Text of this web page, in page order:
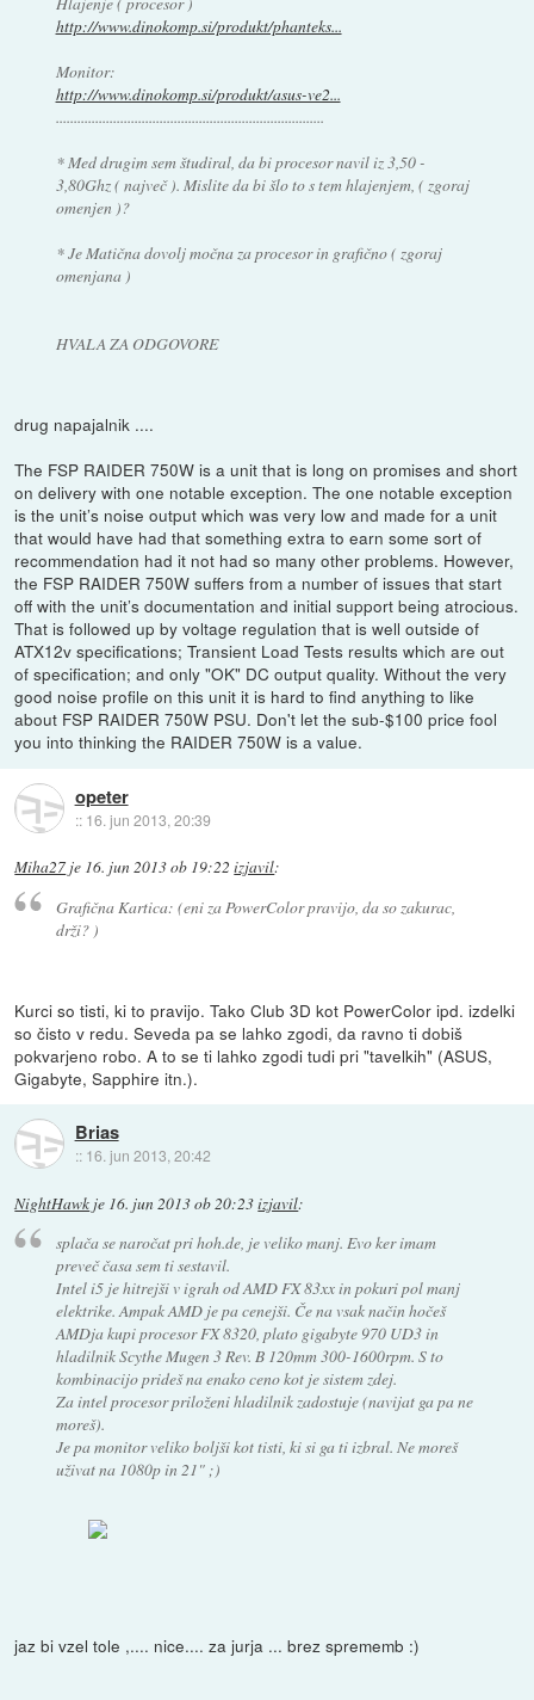
http://www.dinokomp.si/produkt/phanteks...
Monitor:
http://www.dinokomp.si/produkt/asus-ve2...
...........................................................................
* Med drugim sem študiral, da bi procesor navil iz 3,50 -
3,80Ghz ( največ ). Mislite da bi šlo to s tem hlajenjem, ( zgoraj
omenjen )?
* Je Matična dovolj močna za procesor in grafično ( zgoraj
omenjana )
HVALA ZA ODGOVORE
drug napajalnik ....
The FSP RAIDER 750W is a unit that is long on promises and short
on delivery with one notable exception. The one notable exception
is the unit’s noise output which was very low and made for a unit
that would have had that something extra to earn some sort of
recommendation had it not had so many other problems. However,
the FSP RAIDER 750W suffers from a number of issues that start
off with the unit’s documentation and initial support being atrocious.
That is followed up by voltage regulation that is well outside of
ATX12v specifications; Transient Load Tests results which are out
of specification; and only "OK" DC output quality. Without the very
good noise profile on this unit it is hard to find anything to like
about FSP RAIDER 750W PSU. Don't let the sub-$100 price fool
you into thinking the RAIDER 750W is a value.
opeter
:: 16. jun 2013, 20:39
Miha27 je 16. jun 2013 ob 19:22 izjavil:
Grafična Kartica: (eni za PowerColor pravijo, da so zakurac,
drži? )
Kurci so tisti, ki to pravijo. Tako Club 3D kot PowerColor ipd. izdelki
so čisto v redu. Seveda pa se lahko zgodi, da ravno ti dobiš
pokvarjeno robo. A to se ti lahko zgodi tudi pri "tavelkih" (ASUS,
Gigabyte, Sapphire itn.).
Brias
:: 16. jun 2013, 20:42
NightHawk je 16. jun 2013 ob 20:23izjavil:
splača se naročat pri hoh.de, je veliko manj. Evo ker imam
preveč časa sem ti sestavil.
Intel i5 je hitrejši v igrah od AMD FX 83xx in pokuri pol manj
elektrike. Ampak AMD je pa cenejši. Če na vsak način hočeš
AMDja kupi procesor FX 8320, plato gigabyte 970 UD3 in
hladilnik Scythe Mugen 3 Rev. B 120mm 300-1600rpm. S to
kombinacijo prideš na enako ceno kot je sistem zdej.
Za intel procesor priloženi hladilnik zadostuje (navijat ga pa ne
moreš).
Je pa monitor veliko boljši kot tisti, ki si ga ti izbral. Ne moreš
uživat na 1080p in 21" ;)
jaz bi vzel tole ,.... nice.... za jurja ... brez sprememb :)